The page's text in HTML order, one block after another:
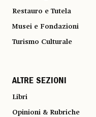
Restauro e Tutela
Musei e Fondazioni
Turismo Culturale
ALTRE SEZIONI
Libri
Opinioni & Rubriche